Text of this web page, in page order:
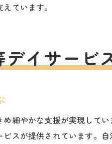
ています。
イサービ
細やかな支援が実現して
スが提供されています。